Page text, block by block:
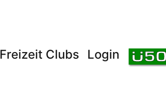
Freizeit Clubs Login